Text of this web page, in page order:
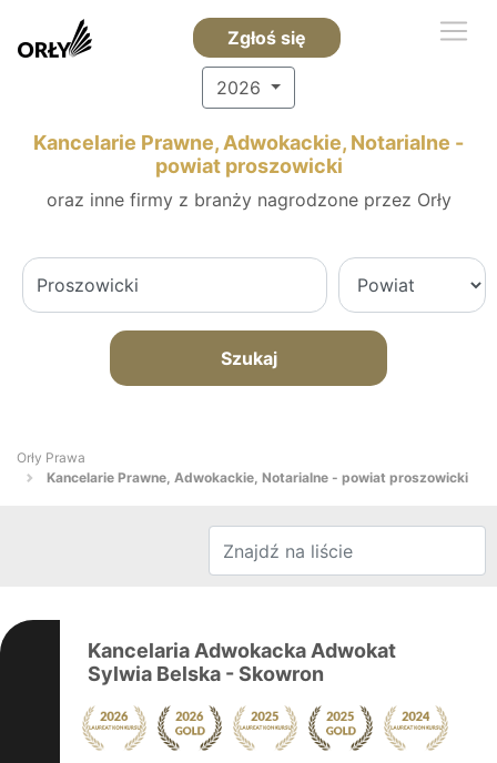
Zgłoś się
2026
Kancelarie Prawne, Adwokackie, Notarialne -
powiat proszowicki
oraz inne firmy z branży nagrodzone przez Orły
Szukaj
Orły Prawa
Kancelarie Prawne, Adwokackie, Notarialne - powiat proszowicki
Kancelaria Adwokacka Adwokat
Sylwia Belska - Skowron